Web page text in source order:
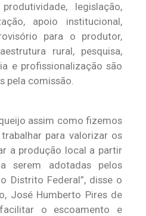
legislação,
apoio institucional,
para o produtor,
rural, pesquisa,
e profissionalização são
pela comissão.
assim como fizemos
para valorizar os
a produção local a partir
serem adotadas pelos
Distrito Federal”, disse o
José Humberto Pires de
o escoamento e